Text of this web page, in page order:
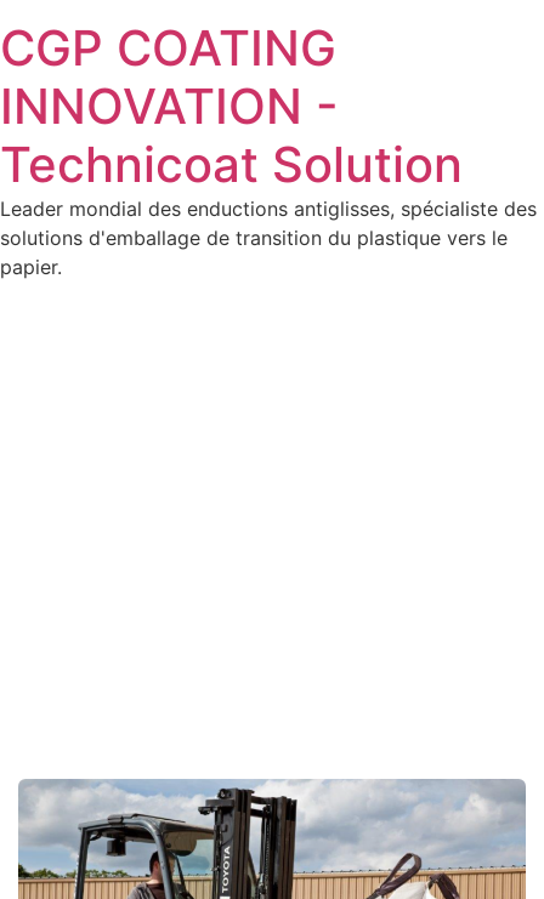
CGP COATING
INNOVATION -
Technicoat Solution
Leader mondial des enductions antiglisses, spécialiste des
solutions d'emballage de transition du plastique vers le
papier.